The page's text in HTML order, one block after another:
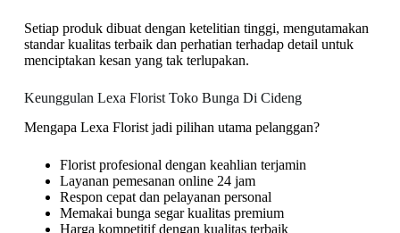
Setiap produk dibuat dengan ketelitian tinggi, mengutamakan
standar kualitas terbaik dan perhatian terhadap detail untuk
menciptakan kesan yang tak terlupakan.
Keunggulan Lexa Florist Toko Bunga Di Cideng
Mengapa Lexa Florist jadi pilihan utama pelanggan?
Florist profesional dengan keahlian terjamin
Layanan pemesanan online 24 jam
Respon cepat dan pelayanan personal
Memakai bunga segar kualitas premium
Harga kompetitif dengan kualitas terbaik